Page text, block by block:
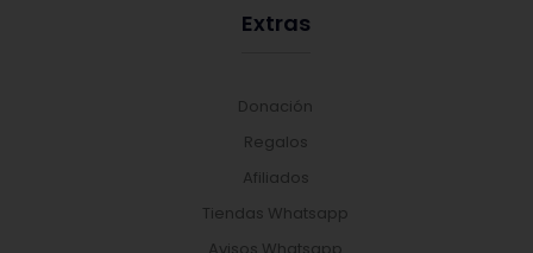
Extras
Donación
Regalos
Afiliados
Tiendas Whatsapp